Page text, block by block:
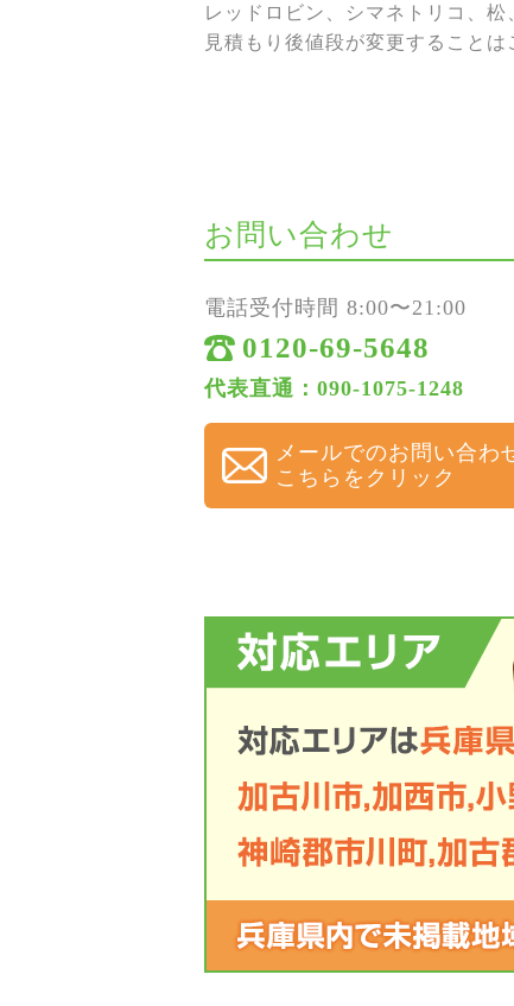
レッドロビン、シマネトリコ、
見積もり後値段が変更すること
お問い合わせ
電話受付時間 8:00〜21:00
0120-69-5648
代表直通：090-1075-1248
メールでのお問い合わ
こちらをクリック